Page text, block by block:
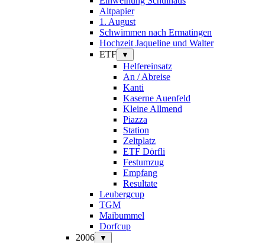
Altpapier
1. August
Schwimmen nach Ermatingen
Hochzeit Jaqueline und Walter
ETF
▼
Helfereinsatz
An / Abreise
Kanti
Kaserne Auenfeld
Kleine Allmend
Piazza
Station
Zeltplatz
ETF Dörfli
Festumzug
Empfang
Resultate
Leubergcup
TGM
Maibummel
Dorfcup
2006
▼